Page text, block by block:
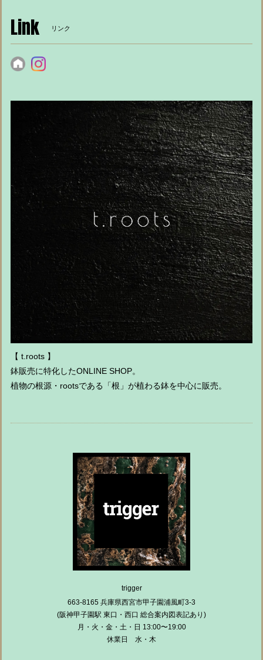
Link リンク
【 t.roots 】
鉢販売に特化したONLINE SHOP。
植物の根源・rootsである「根」が植わる鉢を中心に販売。
trigger
663-8165 兵庫県西宮市甲子園浦風町3-3
(阪神甲子園駅 東口・西口 総合案内図表記あり)
月・火・金・土・日 13:00〜19:00
休業日 水・木